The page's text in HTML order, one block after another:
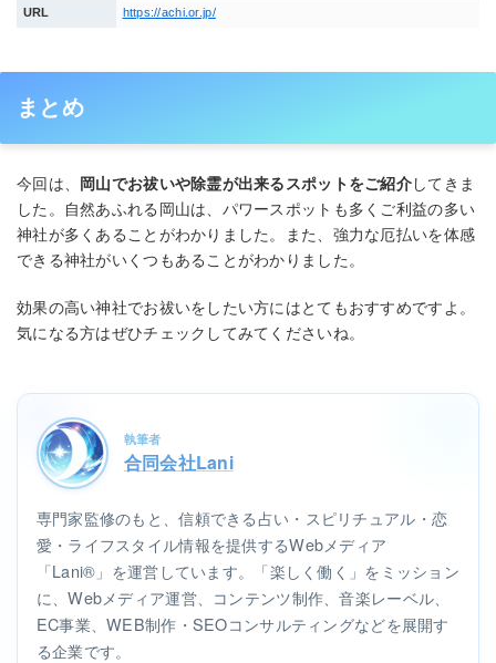
URL https://achi.or.jp/
まとめ
今回は、 岡山でお祓いや除霊が出来るスポットをご紹介してきま
した。自然あふれる岡山は、パワースポットも多くご利益の多い
神社が多くあることがわかりました。また、強力な厄払いを体感
できる神社がいくつもあることがわかりました。
効果の高い神社でお祓いをしたい方にはとてもおすすめですよ。
気になる方はぜひチェックしてみてくださいね。
執筆者
合同会社Lani
専門家監修のもと、信頼できる占い・スピリチュアル・恋
愛・ライフスタイル情報を提供するWebメディア
「Lani®」を運営しています。「楽しく働く」をミッション
に、Webメディア運営、コンテンツ制作、音楽レーベル、
EC事業、WEB制作・SEOコンサルティングなどを展開す
る企業です。